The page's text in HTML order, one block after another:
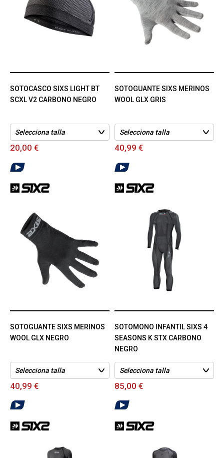
SOTOCASCO SIXS LIGHT BT
SCXL V2 CARBONO NEGRO
20,00 €
SOTOGUANTE SIXS MERINOS
WOOL GLX GRIS
40,99 €
SOTOGUANTE SIXS MERINOS
WOOL GLX NEGRO
40,99 €
SOTOMONO INFANTIL SIXS 4
SEASONS K STX CARBONO
NEGRO
85,00 €